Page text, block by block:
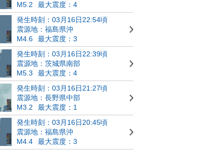
M5.2
最大震度：4
発生時刻：03月16日22:54頃
震源地：福島県沖
M4.6
最大震度：3
発生時刻：03月16日22:39頃
震源地：茨城県南部
M5.3
最大震度：4
発生時刻：03月16日21:27頃
震源地：長野県中部
M3.2
最大震度：1
発生時刻：03月16日20:45頃
震源地：福島県沖
M4.4
最大震度：3